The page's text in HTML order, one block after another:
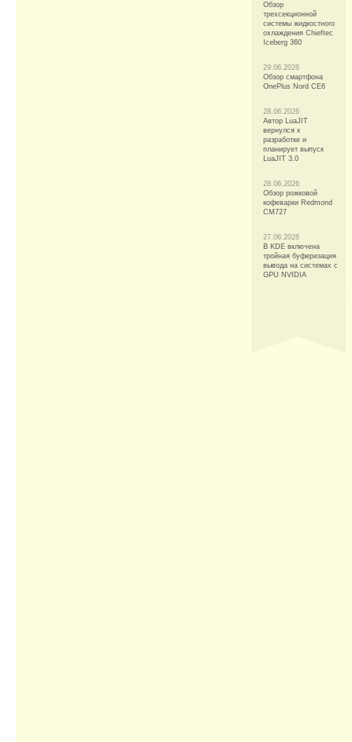
Обзор
трехсекционной
системы жидкостного
охлаждения Chieftec
Iceberg 360
29.06.2026
Обзор смартфона
OnePlus Nord CE6
28.06.2026
Автор LuaJIT
вернулся к
разработке и
планирует выпуск
LuaJIT 3.0
28.06.2026
Обзор рожковой
кофеварки Redmond
CM727
27.06.2026
В KDE включена
тройная буферизация
вывода на системах c
GPU NVIDIA